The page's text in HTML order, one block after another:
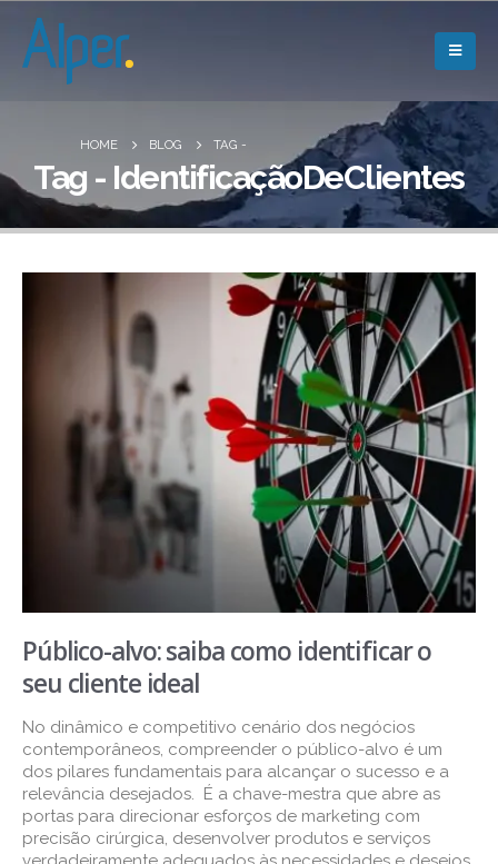
HOME BLOG TAG -
Tag - IdentificaçãoDeClientes
Público-alvo: saiba como identificar o
seu cliente ideal
No dinâmico e competitivo cenário dos negócios
contemporâneos, compreender o público-alvo é um
dos pilares fundamentais para alcançar o sucesso e a
relevância desejados. É a chave-mestra que abre as
portas para direcionar esforços de marketing com
precisão cirúrgica, desenvolver produtos e serviços